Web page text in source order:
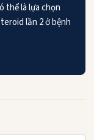
thể là lựa chọn
lần 2 ở bệnh